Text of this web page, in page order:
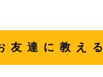
友達に教える